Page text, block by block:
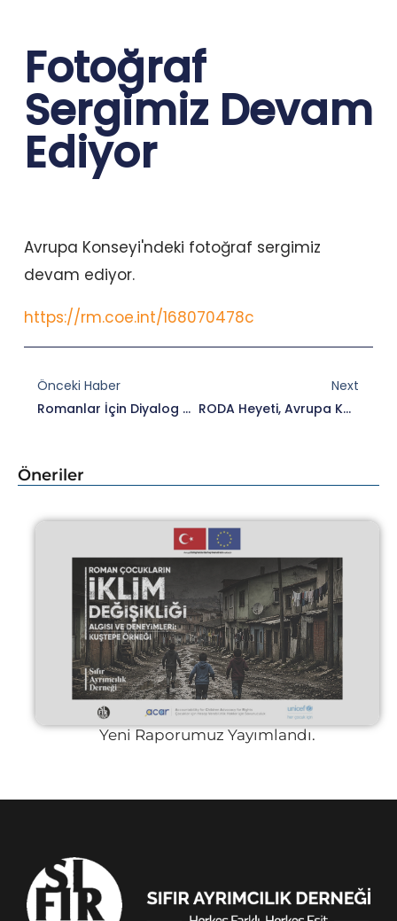
Fotoğraf
Sergimiz Devam
Ediyor
Avrupa Konseyi'ndeki fotoğraf sergimiz
devam ediyor.
https://rm.coe.int/168070478c
Önceki Haber
Romanlar İçin Diyalog Ağı Temsilcilerinden Avrupa Konseyine Çalışma Ziyareti Gerçekleşti
Next
RODA Heyeti, Avrupa Konseyi Ziyaretinde Memnun Döndü
Öneriler
Yeni Raporumuz Yayımlandı.